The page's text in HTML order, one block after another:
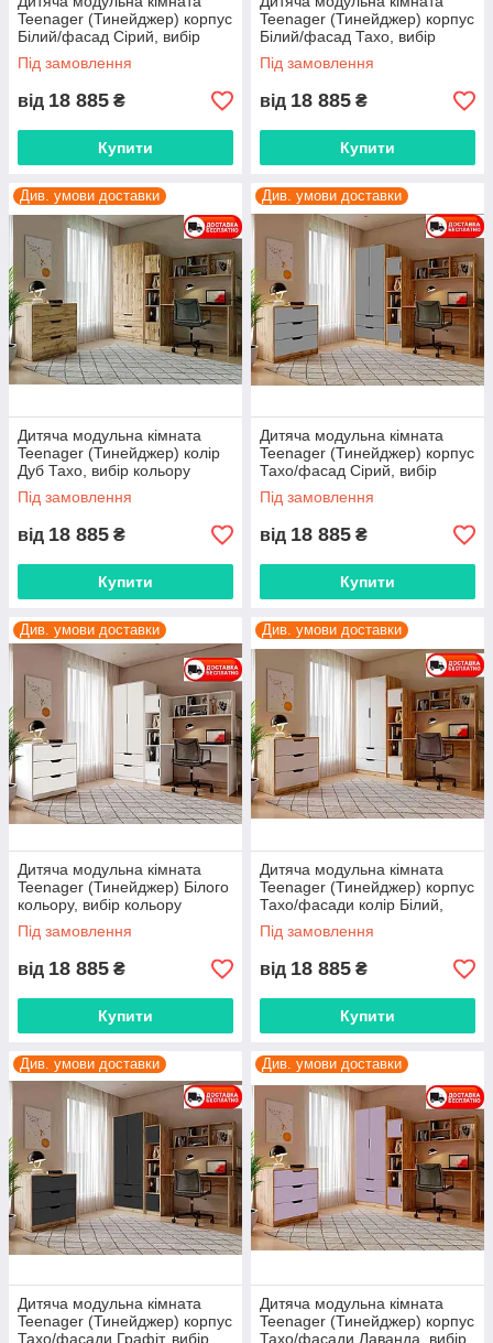
Teenager (Тинейджер) корпус
Білий/фасад Сірий, вибір
кольору корпусу та фасадів
Під замовлення
від 18 885 ₴
Купити
Teenager (Тинейджер) корпус
Білий/фасад Тахо, вибір
кольору корпусу та фасадів
Під замовлення
від 18 885 ₴
Купити
Див. умови доставки
Дитяча модульна кімната
Teenager (Тинейджер) колір
Дуб Тахо, вибір кольору
корпусу та фасадів
Під замовлення
від 18 885 ₴
Купити
Див. умови доставки
Дитяча модульна кімната
Teenager (Тинейджер) корпус
Тахо/фасад Сірий, вибір
кольору корпусу та фасадів
Під замовлення
від 18 885 ₴
Купити
Див. умови доставки
Дитяча модульна кімната
Teenager (Тинейджер) Білого
кольору, вибір кольору
корпусу та фасадів
Під замовлення
від 18 885 ₴
Купити
Див. умови доставки
Дитяча модульна кімната
Teenager (Тинейджер) корпус
Тахо/фасади колір Білий,
вибір кольору корпусу та
фасадів
Під замовлення
від 18 885 ₴
Купити
Див. умови доставки
Дитяча модульна кімната
Teenager (Тинейджер) корпус
Тахо/фасади Графіт, вибір
Див. умови доставки
Дитяча модульна кімната
Teenager (Тинейджер) корпус
Тахо/фасади Лаванда, вибір